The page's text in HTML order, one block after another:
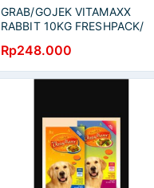
GRAB/GOJEK VITAMAXX
RABBIT 10KG FRESHPACK/
/DRYFOOD
Rp248.000